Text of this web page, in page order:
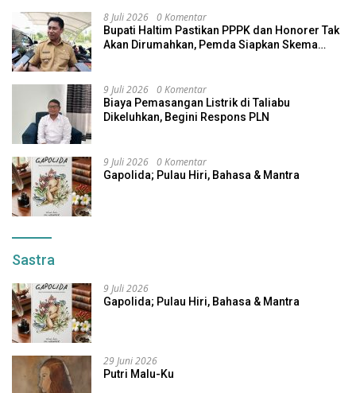
8 Juli 2026 0 Komentar
Bupati Haltim Pastikan PPPK dan Honorer Tak
Akan Dirumahkan, Pemda Siapkan Skema
9 Juli 2026 0 Komentar
Biaya Pemasangan Listrik di Taliabu
Dikeluhkan, Begini Respons PLN
9 Juli 2026 0 Komentar
Gapolida; Pulau Hiri, Bahasa & Mantra
Sastra
9 Juli 2026
Gapolida; Pulau Hiri, Bahasa & Mantra
29 Juni 2026
Putri Malu-Ku